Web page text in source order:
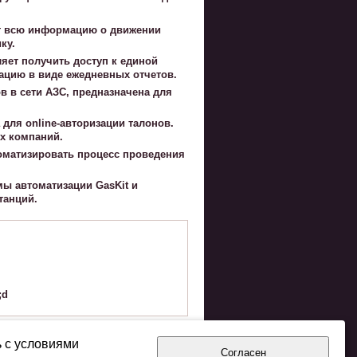
всю информацию о движении
получить доступ к единой
в виде ежедневных отчетов.
в сети АЗС, предназначена для
online-авторизации талонов.
компаний.
процесс проведения
автоматизации GasKit и
условиями
Согласен